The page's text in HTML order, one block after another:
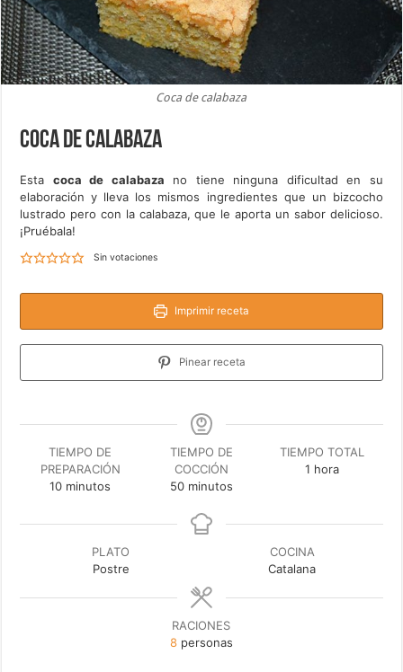
Coca de calabaza
Coca de calabaza
Esta coca de calabaza no tiene ninguna dificultad en su
elaboración y lleva los mismos ingredientes que un bizcocho
lustrado pero con la calabaza, que le aporta un sabor delicioso.
¡Pruébala!
Sin votaciones
Imprimir receta
Pinear receta
TIEMPO DE
PREPARACIÓN
10minutos
minutos
TIEMPO DE
COCCIÓN
50minutos
minutos
TIEMPO TOTAL
1 hora
hora
PLATO
Postre
COCINA
Catalana
RACIONES
8 personas